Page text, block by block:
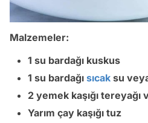
Malzemeler:
1 su bardağı kuskus
1 su bardağı sıcak su
2 yemek kaşığı tereyağı
Yarım çay kaşığı tuz